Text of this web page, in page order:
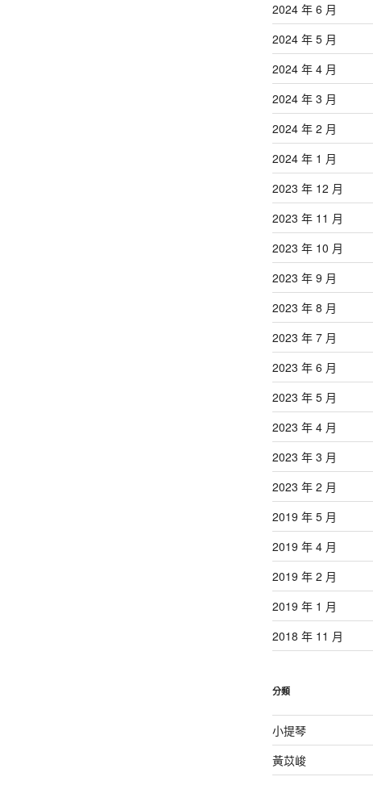
2024 年 6 月
2024 年 5 月
2024 年 4 月
2024 年 3 月
2024 年 2 月
2024 年 1 月
2023 年 12 月
2023 年 11 月
2023 年 10 月
2023 年 9 月
2023 年 8 月
2023 年 7 月
2023 年 6 月
2023 年 5 月
2023 年 4 月
2023 年 3 月
2023 年 2 月
2019 年 5 月
2019 年 4 月
2019 年 2 月
2019 年 1 月
2018 年 11 月
分類
小提琴
黃苡峻